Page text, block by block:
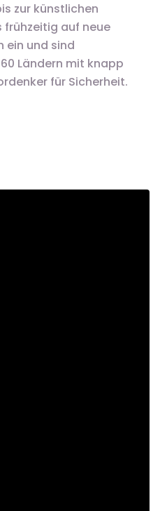
zur künstlichen
frühzeitig auf neue
ein und sind
Ländern mit knapp
für Sicherheit.